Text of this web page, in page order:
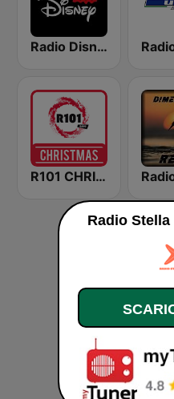
Radio Disney Uruguay
R101 CHRISTMAS
Radio